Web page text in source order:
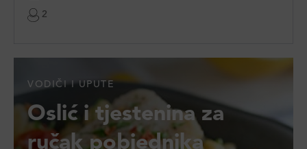
2
VODIČI I UPUTE
Oslić i tjestenina za
ručak pobjednika